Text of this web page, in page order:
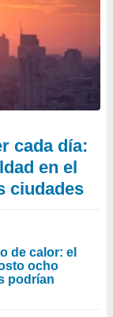
cada día:
en el
ciudades
de calor: el
ocho
podrían